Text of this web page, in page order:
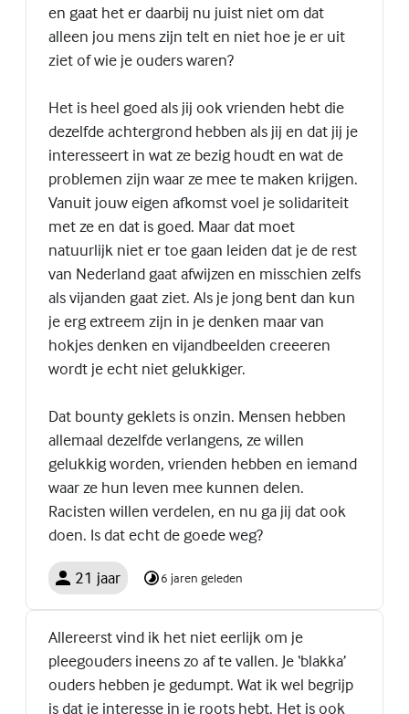
en gaat het er daarbij nu juist niet om dat
alleen jou mens zijn telt en niet hoe je er uit
ziet of wie je ouders waren?
Het is heel goed als jij ook vrienden hebt die
dezelfde achtergrond hebben als jij en dat jij je
interesseert in wat ze bezig houdt en wat de
problemen zijn waar ze mee te maken krijgen.
Vanuit jouw eigen afkomst voel je solidariteit
met ze en dat is goed. Maar dat moet
natuurlijk niet er toe gaan leiden dat je de rest
van Nederland gaat afwijzen en misschien zelfs
als vijanden gaat ziet. Als je jong bent dan kun
je erg extreem zijn in je denken maar van
hokjes denken en vijandbeelden creeeren
wordt je echt niet gelukkiger.
Dat bounty geklets is onzin. Mensen hebben
allemaal dezelfde verlangens, ze willen
gelukkig worden, vrienden hebben en iemand
waar ze hun leven mee kunnen delen.
Racisten willen verdelen, en nu ga jij dat ook
doen. Is dat echt de goede weg?
21 jaar 6 jaren geleden
Allereerst vind ik het niet eerlijk om je
pleegouders ineens zo af te vallen. Je ‘blakka’
ouders hebben je gedumpt. Wat ik wel begrijp
is dat je interesse in je roots hebt. Het is ook